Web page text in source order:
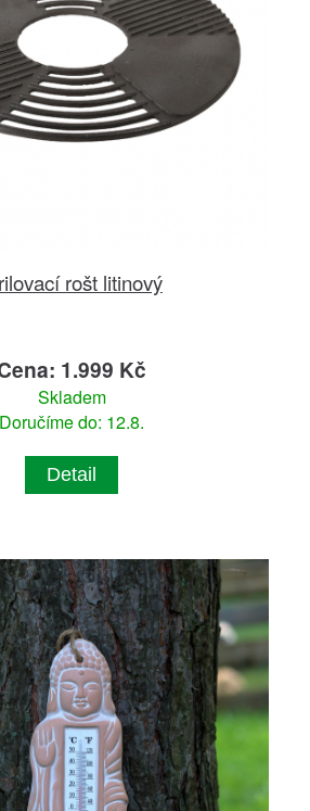
rošt litinový
1.999 Kč
Skladem
Doručíme do: 12.8.
Detail